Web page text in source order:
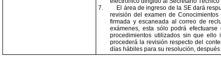
7.
El área de ingreso de la SE dará
revisión del examen de
firmada y escaneada al correo de
exámenes, esta sólo podrá
procedimientos utilizados sin que
procederá la revisión respecto del
días hábiles para su resolución,